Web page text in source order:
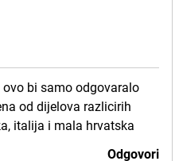
bi samo odgovaralo
od dijelova razlicirih
italija i mala hrvatska
Odgovori